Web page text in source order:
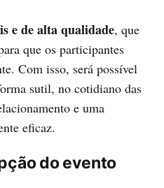
e de alta qualidade, que
que os participantes
Com isso, será possível
sutil, no cotidiano das
e uma
eficaz.
do evento